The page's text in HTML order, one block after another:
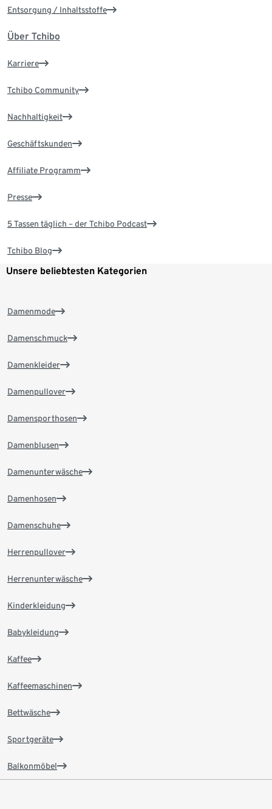
Entsorgung / Inhaltsstoffe
Über Tchibo
Karriere
Tchibo Community
Nachhaltigkeit
Geschäftskunden
Affiliate Programm
Presse
5 Tassen täglich – der Tchibo Podcast
Tchibo Blog
Unsere beliebtesten Kategorien
Damenmode
Damenschmuck
Damenkleider
Damenpullover
Damensporthosen
Damenblusen
Damenunterwäsche
Damenhosen
Damenschuhe
Herrenpullover
Herrenunterwäsche
Kinderkleidung
Babykleidung
Kaffee
Kaffeemaschinen
Bettwäsche
Sportgeräte
Balkonmöbel